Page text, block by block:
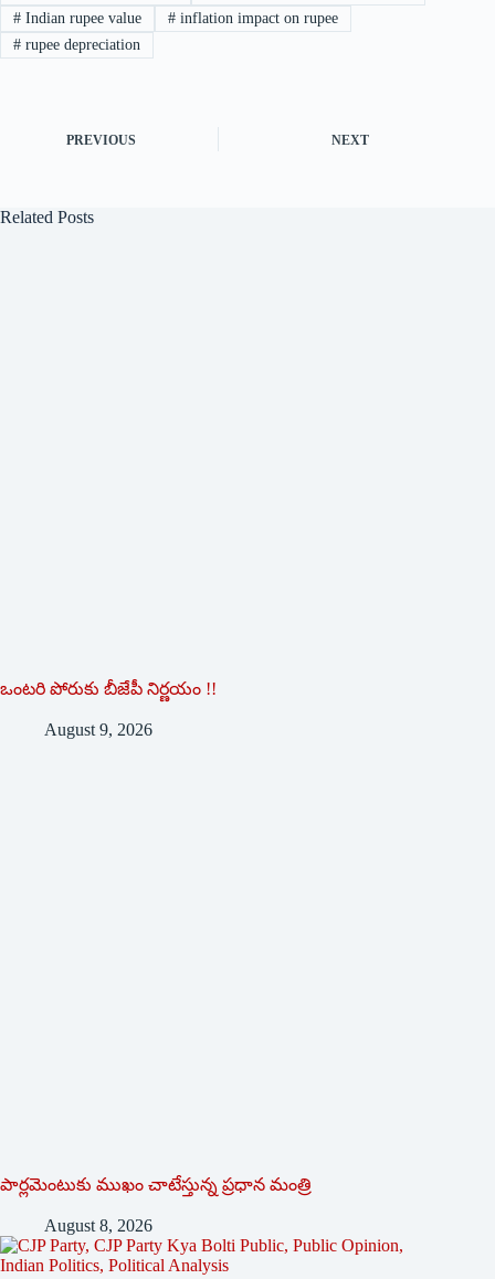
#Indian rupee value #inflation impact on rupee
#rupee depreciation
PREVIOUS NEXT
Related Posts
ఒంటరి పోరుకు బీజేపీ నిర్ణయం !!
August 9, 2026
పార్లమెంటుకు ముఖం చాటేస్తున్న ప్రధాన మంత్రి
August 8, 2026